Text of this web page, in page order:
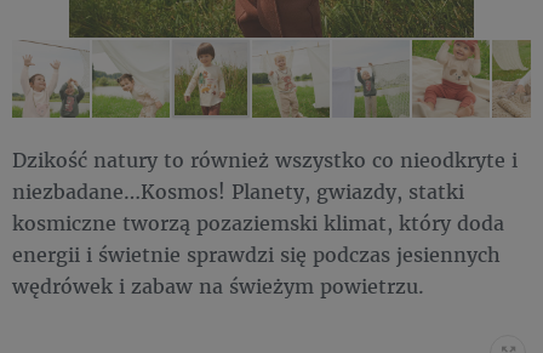
Dzikość natury to również wszystko co nieodkryte i
niezbadane…Kosmos! Planety, gwiazdy, statki
kosmiczne tworzą pozaziemski klimat, który doda
energii i świetnie sprawdzi się podczas jesiennych
wędrówek i zabaw na świeżym powietrzu.